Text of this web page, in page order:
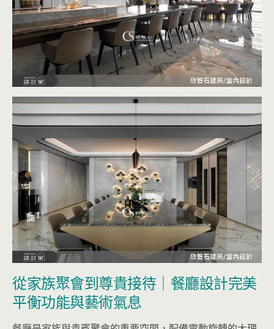
從家族聚會到尊貴接待｜餐廳設計完美
平衡功能與藝術氣息